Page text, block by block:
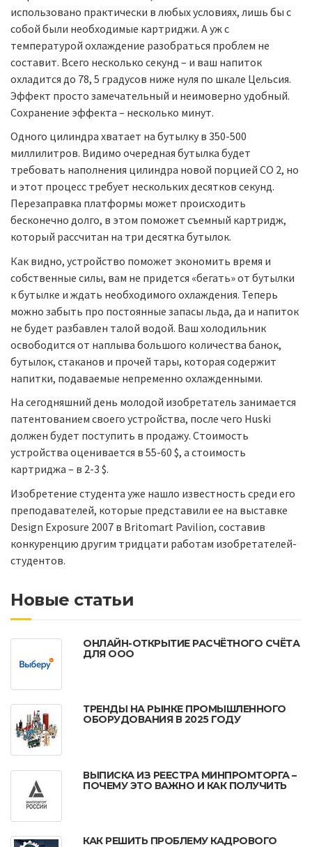
использовано практически в любых условиях, лишь бы с
собой были необходимые картриджи. А уж с
температурой охлаждение разобраться проблем не
составит. Всего несколько секунд – и ваш напиток
охладится до 78, 5 градусов ниже нуля по шкале Цельсия.
Эффект просто замечательный и неимоверно удобный.
Сохранение эффекта – несколько минут.
Одного цилиндра хватает на бутылку в 350-500
миллилитров. Видимо очередная бутылка будет
требовать наполнения цилиндра новой порцией CO 2, но
и этот процесс требует нескольких десятков секунд.
Перезаправка платформы может происходить
бесконечно долго, в этом поможет съемный картридж,
который рассчитан на три десятка бутылок.
Как видно, устройство поможет экономить время и
собственные силы, вам не придется «бегать» от бутылки
к бутылке и ждать необходимого охлаждения. Теперь
можно забыть про постоянные запасы льда, да и напиток
не будет разбавлен талой водой. Ваш холодильник
освободится от наплыва большого количества банок,
бутылок, стаканов и прочей тары, которая содержит
напитки, подаваемые непременно охлажденными.
На сегодняшний день молодой изобретатель занимается
патентованием своего устройства, после чего Huski
должен будет поступить в продажу. Стоимость
устройства оценивается в 55-60 $, а стоимость
картриджа – в 2-3 $.
Изобретение студента уже нашло известность среди его
преподавателей, которые представили ее на выставке
Design Exposure 2007 в Britomart Pavilion, составив
конкуренцию другим тридцати работам изобретателей-
студентов.
Новые статьи
ОНЛАЙН-ОТКРЫТИЕ РАСЧЁТНОГО СЧЁТА
ДЛЯ ООО
ТРЕНДЫ НА РЫНКЕ ПРОМЫШЛЕННОГО
ОБОРУДОВАНИЯ В 2025 ГОДУ
ВЫПИСКА ИЗ РЕЕСТРА МИНПРОМТОРГА –
ПОЧЕМУ ЭТО ВАЖНО И КАК ПОЛУЧИТЬ
КАК РЕШИТЬ ПРОБЛЕМУ КАДРОВОГО